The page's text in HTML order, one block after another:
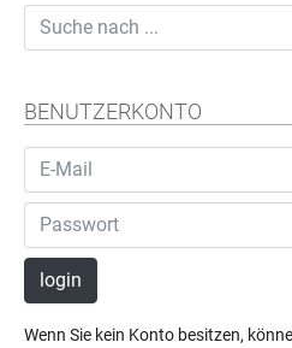
BENUTZERKONTO
login
Wenn Sie kein Konto besitzen,